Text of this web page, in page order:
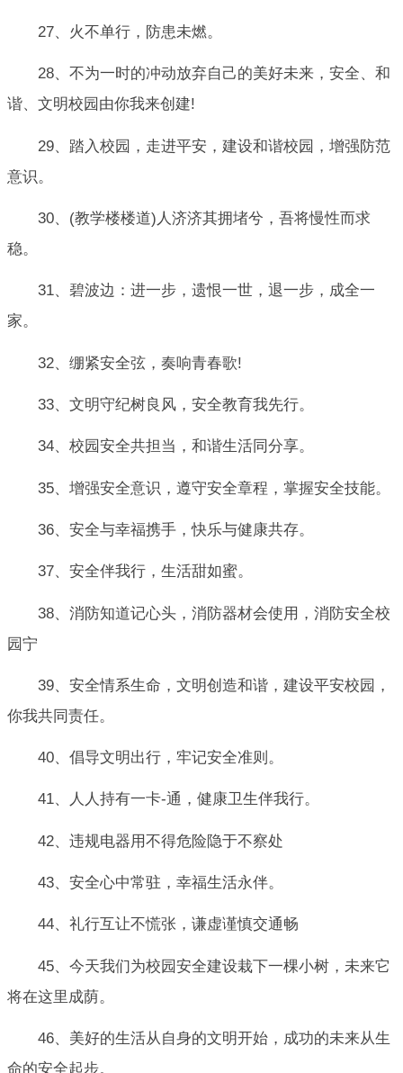
27、火不单行，防患未燃。
28、不为一时的冲动放弃自己的美好未来，安全、和
谐、文明校园由你我来创建!
29、踏入校园，走进平安，建设和谐校园，增强防范
意识。
30、(教学楼楼道)人济济其拥堵兮，吾将慢性而求
稳。
31、碧波边：进一步，遗恨一世，退一步，成全一
家。
32、绷紧安全弦，奏响青春歌!
33、文明守纪树良风，安全教育我先行。
34、校园安全共担当，和谐生活同分享。
35、增强安全意识，遵守安全章程，掌握安全技能。
36、安全与幸福携手，快乐与健康共存。
37、安全伴我行，生活甜如蜜。
38、消防知道记心头，消防器材会使用，消防安全校
园宁
39、安全情系生命，文明创造和谐，建设平安校园，
你我共同责任。
40、倡导文明出行，牢记安全准则。
41、人人持有一卡-通，健康卫生伴我行。
42、违规电器用不得危险隐于不察处
43、安全心中常驻，幸福生活永伴。
44、礼行互让不慌张，谦虚谨慎交通畅
45、今天我们为校园安全建设栽下一棵小树，未来它
将在这里成荫。
46、美好的生活从自身的文明开始，成功的未来从生
命的安全起步。